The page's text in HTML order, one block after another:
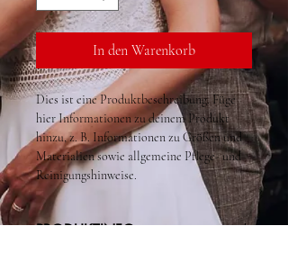
In den Warenkorb
Dies ist eine Produktbeschreibung. Füge
hier Informationen zu deinem Produkt
hinzu, z. B. Informationen zu Größen und
Materialien sowie allgemeine Pflege- und
Reinigungshinweise.
PRODUKTINFO